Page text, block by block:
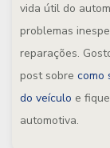
vida útil do
problemas
reparações.
post sobre como
do veículo e
automotiva.